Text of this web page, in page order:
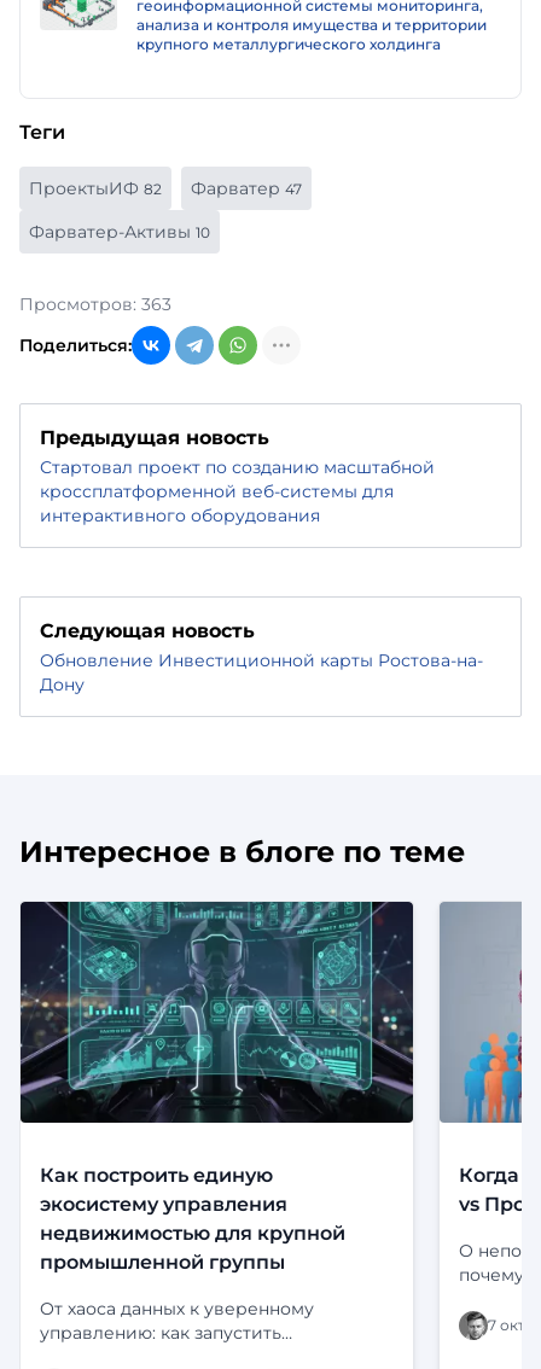
геоинформационной системы мониторинга,
анализа и контроля имущества и территории
крупного металлургического холдинга
Теги
ПроектыИФ 82 Фарватер 47
Фарватер-Активы 10
Просмотров: 363
Поделиться:
Предыдущая новость
Стартовал проект по созданию масштабной
кроссплатформенной веб-системы для
интерактивного оборудования
Следующая новость
Обновление Инвестиционной карты Ростова-на-
Дону
Интересное в блоге по теме
Как построить единую
экосистему управления
недвижимостью для крупной
промышленной группы
От хаоса данных к уверенному
управлению: как запустить
Когда
vs
О
почему
7